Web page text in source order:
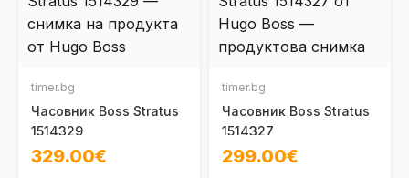
timer.bg
Часовник Boss Stratus
1514329
329.00€
timer.bg
Часовник Boss Stratus
1514327
299.00€